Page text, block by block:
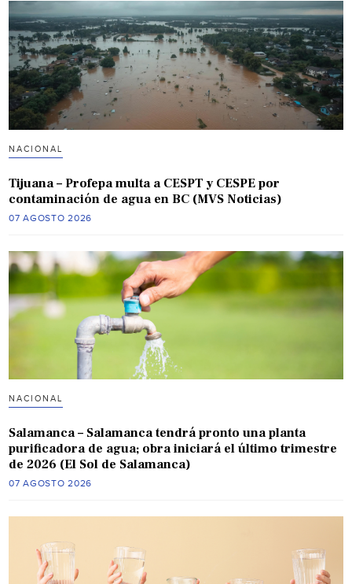
NACIONAL
Tijuana – Profepa multa a CESPT y CESPE por
contaminación de agua en BC (MVS Noticias)
07 AGOSTO 2026
NACIONAL
Salamanca – Salamanca tendrá pronto una planta
purificadora de agua; obra iniciará el último trimestre
de 2026 (El Sol de Salamanca)
07 AGOSTO 2026